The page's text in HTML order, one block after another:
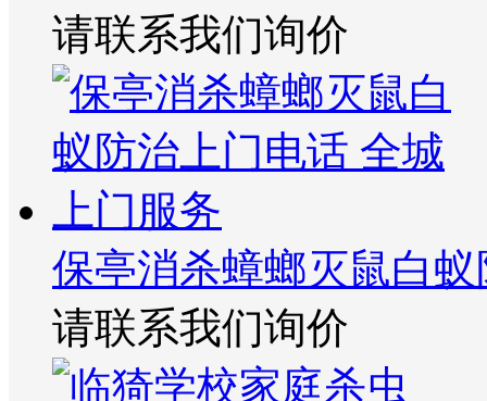
请联系我们询价
保亭消杀蟑螂灭鼠白
请联系我们询价